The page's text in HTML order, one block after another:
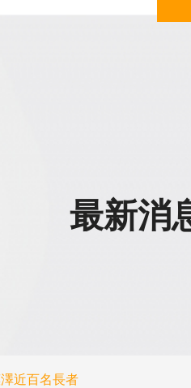
最新消
近百名長者